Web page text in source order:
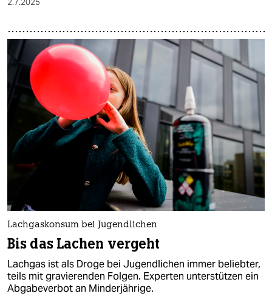
Lachgaskonsum bei Jugendlichen
Bis das Lachen vergeht
Lachgas ist als Droge bei Jugendlichen immer beliebter,
teils mit gravierenden Folgen. Experten unterstützen ein
Abgabeverbot an Minderjährige.